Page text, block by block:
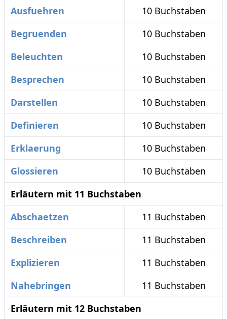
Ausfuehren
10 Buchstaben
Begruenden
10 Buchstaben
Beleuchten
10 Buchstaben
Besprechen
10 Buchstaben
Darstellen
10 Buchstaben
Definieren
10 Buchstaben
Erklaerung
10 Buchstaben
Glossieren
10 Buchstaben
Erläutern mit 11 Buchstaben
Abschaetzen
11 Buchstaben
Beschreiben
11 Buchstaben
Explizieren
11 Buchstaben
Nahebringen
11 Buchstaben
Erläutern mit 12 Buchstaben